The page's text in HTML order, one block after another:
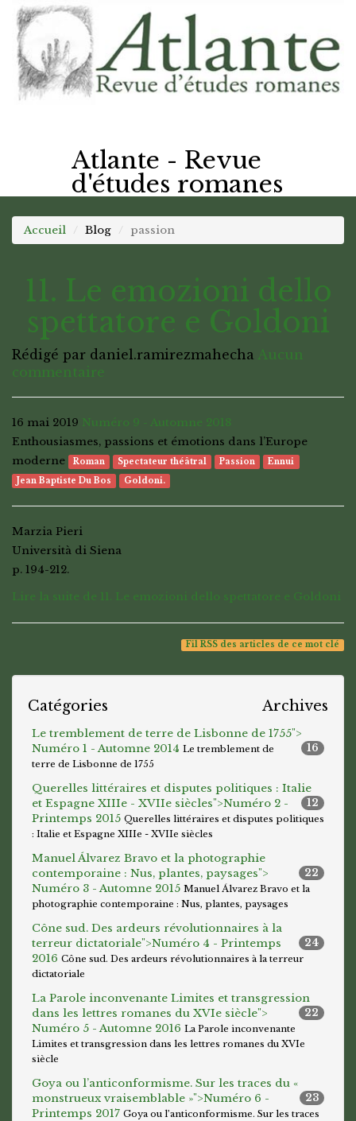
Atlante - Revue
d'études romanes
Accueil Blog passion
11. Le emozioni dello
spettatore e Goldoni
Rédigé par daniel.ramirezmahecha Aucun
commentaire
16 mai 2019 Numéro 9 - Automne 2018
Enthousiasmes, passions et émotions dans l’Europe
moderne
Roman Spectateur théâtral Passion
Ennui
Jean Baptiste Du Bos
Goldoni.
Marzia Pieri
Università di Siena
p. 194-212.
Lire la suite de 11. Le emozioni dello spettatore e Goldoni
Fil RSS des articles de ce mot clé
Catégories Archives
Le tremblement de terre de Lisbonne de 1755">
16
Numéro 1 - Automne 2014 Le tremblement de
terre de Lisbonne de 1755
Querelles littéraires et disputes politiques : Italie
et Espagne XIIIe - XVIIe siècles">
12
Numéro 2 -
Printemps 2015 Querelles littéraires et disputes politiques
: Italie et Espagne XIIIe - XVIIe siècles
Manuel Álvarez Bravo et la photographie
contemporaine : Nus, plantes, paysages">
22
Numéro 3 - Automne 2015 Manuel Álvarez Bravo et la
photographie contemporaine : Nus, plantes, paysages
Cône sud. Des ardeurs révolutionnaires à la
terreur dictatoriale">
24
Numéro 4 - Printemps
2016 Cône sud. Des ardeurs révolutionnaires à la terreur
dictatoriale
La Parole inconvenante Limites et transgression
dans les lettres romanes du XVIe siècle">
22
Numéro 5 - Automne 2016 La Parole inconvenante
Limites et transgression dans les lettres romanes du XVIe
siècle
Goya ou l’anticonformisme. Sur les traces du «
monstrueux vraisemblable »">
23
Numéro 6 -
Printemps 2017 Goya ou l’anticonformisme. Sur les traces